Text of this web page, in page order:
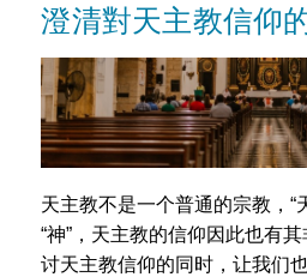
澄清對天主教信仰
天主教不是一个普通的宗教，“
“神”，天主教的信仰因此也有
讨天主教信仰的同时，让我们